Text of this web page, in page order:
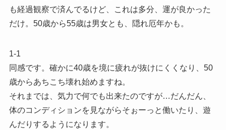
も経過観察で済んでるけど、これは多分、運が良かった
だけ。50歳から55歳は男女とも、隠れ厄年かも。
1-1
同感です。確かに40歳を境に疲れが抜けにくくなり、50
歳からあちこち壊れ始めますね。
それまでは、気力で何でも出来たのですが…だんだん、
体のコンディションを見ながらそぉーっと働いたり、遊
んだりするようになります。